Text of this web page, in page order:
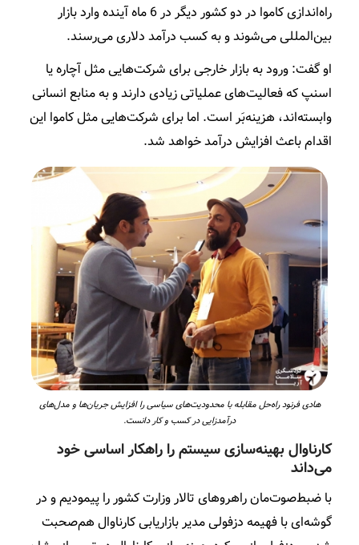
راه‌اندازی کاموا در دو کشور دیگر در 6 ماه آینده وارد بازار
بین‌المللی می‌شوند و به کسب درآمد دلاری می‌رسند.
او گفت: ورود به بازار خارجی برای شرکت‌هایی مثل آچاره یا
اسنپ که فعالیت‌های عملیاتی زیادی دارند و به منابع انسانی
وابسته‌اند، هزینه‌بَر است. اما برای شرکت‌هایی مثل کاموا این
اقدام باعث افزایش درآمد خواهد شد.
هادی فرنود راه‌حل مقابله با محدودیت‌های سیاسی را افزایش جریان‌ها و مدل‌های
درآمدزایی در کسب و کار دانست.
کارناوال بهینه‌سازی سیستم را راهکار اساسی خود
می‌داند
با ضبط‌صوت‌مان راهروهای تالار وزارت کشور را پیمودیم و در
گوشه‌ای با فهیمه دزفولی مدیر بازاریابی کارناوال هم‌صحبت